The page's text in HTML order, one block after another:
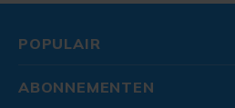
POPULAIR
ABONNEMENTEN